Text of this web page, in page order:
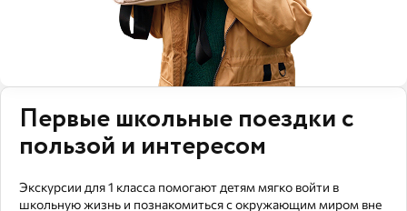
Первые школьные поездки с
пользой и интересом
Экскурсии для 1 класса помогают детям мягко войти в
школьную жизнь и познакомиться с окружающим миром вне